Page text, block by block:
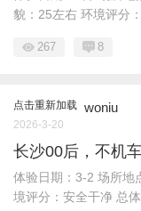
貌：25左右 环境评分
267 8
点击重新加载 woniu
2026-3-20
长沙00后，不机
体验日期：3-2 场所地
境评分：安全干净 总体